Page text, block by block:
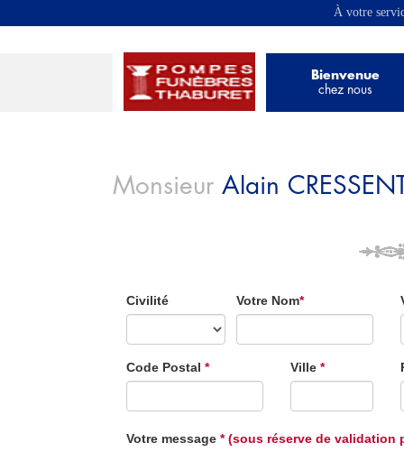
À votre
Bienvenue
chez nous
Monsieur Alain
Civilité Votre Nom*
Code Postal * Ville*
Votre message * (sous réserve de validation